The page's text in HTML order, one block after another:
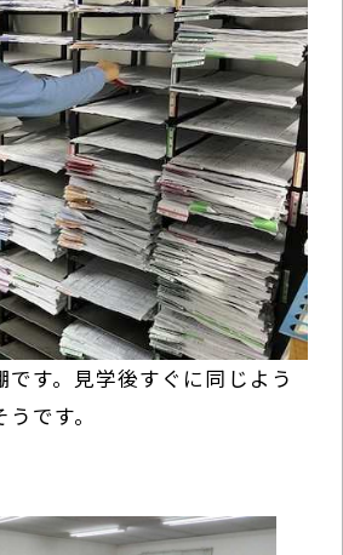
です。見学後すぐに同じよう
です。